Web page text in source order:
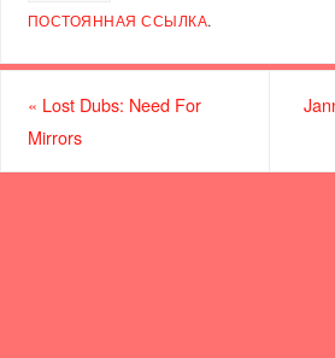
ПОСТОЯННАЯ ССЫЛКА.
« Lost Dubs: Need For
Mirrors